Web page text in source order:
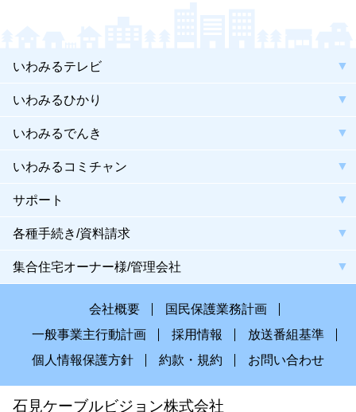
いわみるテレビ
いわみるひかり
いわみるでんき
いわみるコミチャン
サポート
各種手続き/資料請求
集合住宅オーナー様/管理会社
会社概要
国民保護業務計画
一般事業主行動計画
採用情報
放送番組基準
個人情報保護方針
約款・規約 お問い合わせ
石見ケーブルビジョン株式会社